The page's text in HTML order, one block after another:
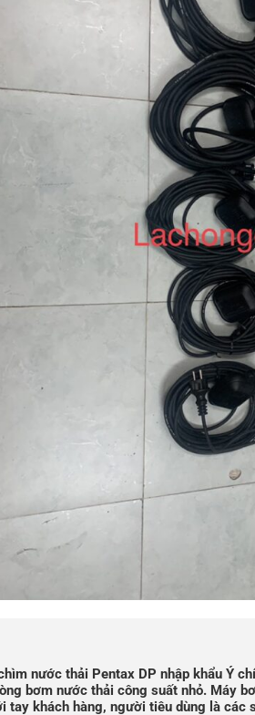
nước thải Pentax DP nhập khẩu Ý
bơm nước thải công suất nhỏ. Máy
tay khách hàng, người tiêu dùng là các